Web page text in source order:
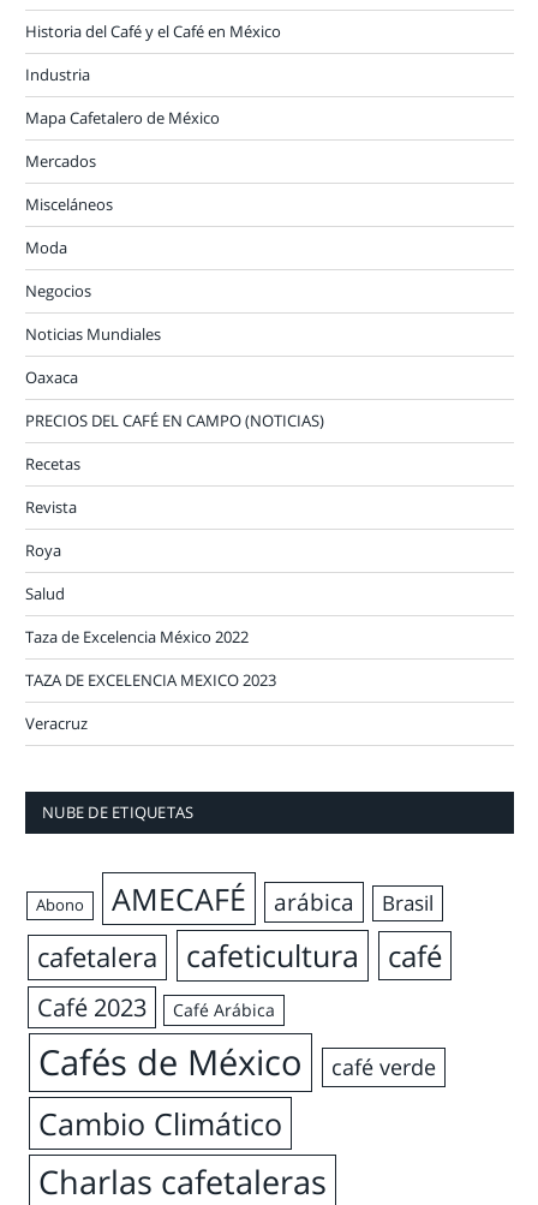
Historia del Café y el Café en México
Industria
Mapa Cafetalero de México
Mercados
Misceláneos
Moda
Negocios
Noticias Mundiales
Oaxaca
PRECIOS DEL CAFÉ EN CAMPO (NOTICIAS)
Recetas
Revista
Roya
Salud
Taza de Excelencia México 2022
TAZA DE EXCELENCIA MEXICO 2023
Veracruz
NUBE DE ETIQUETAS
Abono AMECAFÉ arábica Brasil
cafetalera cafeticultura café
Café 2023 Café Arábica
Cafés de México café verde
Cambio Climático
Charlas cafetaleras